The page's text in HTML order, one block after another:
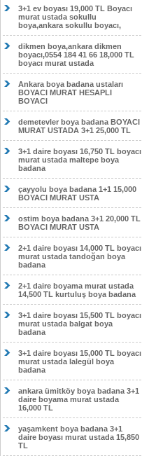
3+1 ev boyası 19,000 TL Boyacı
murat ustada sokullu
boya,ankara sokullu boyacı,
dikmen boya,ankara dikmen
boyacı,0554 184 41 66 18,000 TL
boyacı murat ustada
Ankara boya badana ustaları
BOYACI MURAT HESAPLI
BOYACI
demetevler boya badana BOYACI
MURAT USTADA 3+1 25,000 TL
3+1 daire boyası 16,750 TL boyacı
murat ustada maltepe boya
badana
çayyolu boya badana 1+1 15,000
BOYACI MURAT USTA
ostim boya badana 3+1 20,000 TL
BOYACI MURAT USTA
2+1 daire boyası 14,000 TL boyacı
murat ustada tandoğan boya
badana
2+1 daire boyama murat ustada
14,500 TL kurtuluş boya badana
3+1 daire boyası 15,500 TL boyacı
murat ustada balgat boya
badana
3+1 daire boyası 15,000 TL boyacı
murat ustada lalegül boya
badana
ankara ümitköy boya badana 3+1
daire boyama murat ustada
16,000 TL
yaşamkent boya badana 3+1
daire boyası murat ustada 15,850
TL